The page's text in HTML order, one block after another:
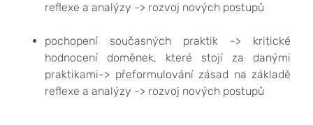
reflexe a analýzy -> rozvoj nových postupů
pochopení současných praktik -> kritické
hodnocení doměnek, které stojí za danými
praktikami-> přeformulování zásad na základě
reflexe a analýzy -> rozvoj nových postupů